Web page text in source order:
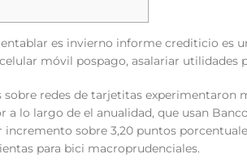
es invierno informe crediticio es
móvil pospago, asalariar utilidades
sobre redes de tarjetitas
a lo largo de el anualidad, que usan
sobre 3,20 puntos
para bici macroprudenciales.